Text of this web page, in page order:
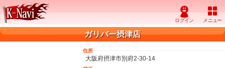
ガリバー摂津店
住所
大阪府摂津市別府2-30-14